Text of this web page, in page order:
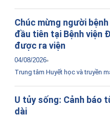
Chúc mừng người
đầu tiên tại Bệnh viện
được ra viện
04/08/2026
Trung tâm Huyết học và truyền
U tủy sống: Cảnh báo
dài